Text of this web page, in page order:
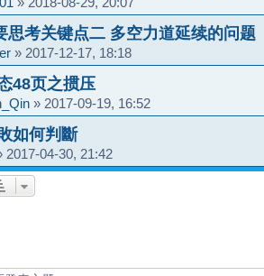
思考关键点二 多空力道延续的问题
» 2017-12-17, 18:18
48页之掼压
» 2017-09-19, 16:52
如何判斷
2017-04-30, 21:42